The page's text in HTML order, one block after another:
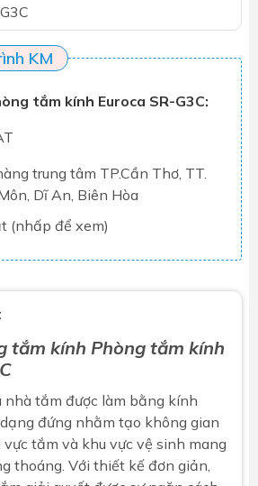
KM
tắm kính Euroca SR-G3C:
trung tâm TP.Cần Thơ, TT.
Dĩ An, Biên Hòa
(nhấp để xem)
tắm kính Phòng tắm kính
tắm được làm bằng kính
đứng nhằm tạo không gian
tắm và khu vực vệ sinh mang
thoáng. Với thiết kế đơn giản,